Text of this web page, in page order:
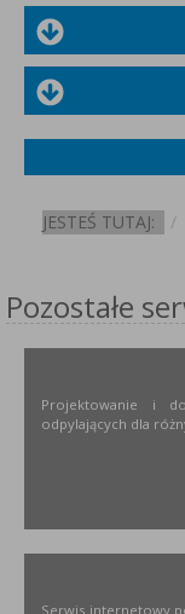
JESTEŚ TUTAJ:
Pozostałe
Projektowanie i
odpylających dla
Serwis internetowy